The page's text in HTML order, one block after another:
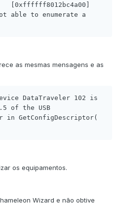
able to enumerate a
as mesmas mensagens e as
of the USB
GetConfigDescriptor(
os equipamentos.
Wizard e não obtive